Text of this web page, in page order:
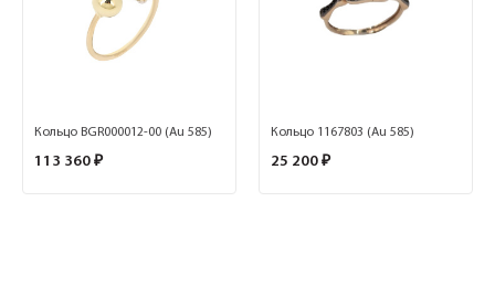
Кольцо BGR000012-00 (Au 585)
113 360 ₽
Кольцо 1167803 (Au 585)
25 200 ₽